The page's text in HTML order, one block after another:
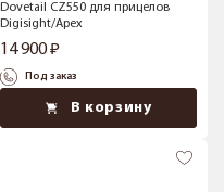
Dovetail CZ550 для прицелов
Digisight/Apex
14 900
Под заказ
В корзину